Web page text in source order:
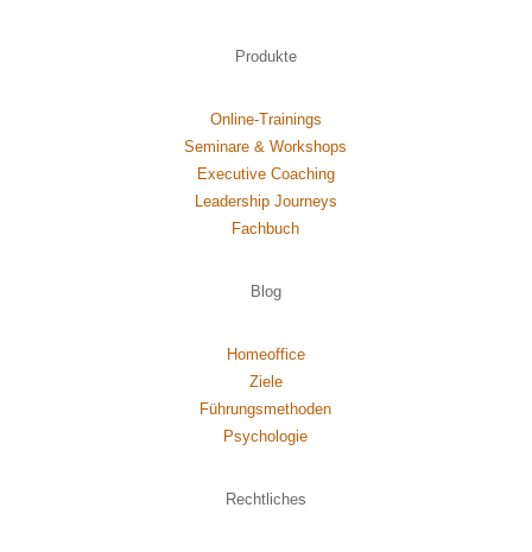
Produkte
Online-Trainings
Seminare & Workshops
Executive Coaching
Leadership Journeys
Fachbuch
Blog
Homeoffice
Ziele
Führungsmethoden
Psychologie
Rechtliches